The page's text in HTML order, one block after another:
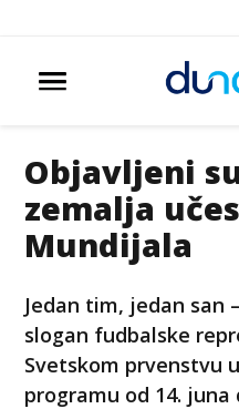
Objavljeni
zemalja
Mundijala
Jedan tim, jedan san
slogan fudbalske
Svetskom prvenstvu
programu od 14. juna